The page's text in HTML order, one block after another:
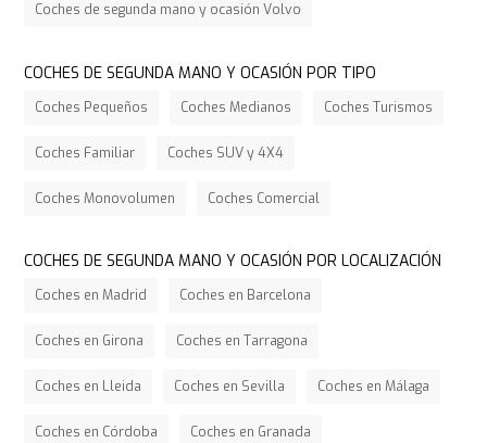
Coches de segunda mano y ocasión Volvo
COCHES DE SEGUNDA MANO Y OCASIÓN POR TIPO
Coches Pequeños Coches Medianos Coches Turismos
Coches Familiar Coches SUV y 4X4
Coches Monovolumen Coches Comercial
COCHES DE SEGUNDA MANO Y OCASIÓN POR LOCALIZACIÓN
Coches en Madrid Coches en Barcelona
Coches en Girona Coches en Tarragona
Coches en Lleida Coches en Sevilla Coches en Málaga
Coches en Córdoba Coches en Granada